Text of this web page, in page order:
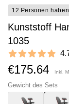
12 Personen
Kunststoff
1035
Reviews
4.7 out of 5 stars
€175.64 Inkl.
Gewicht des Sets